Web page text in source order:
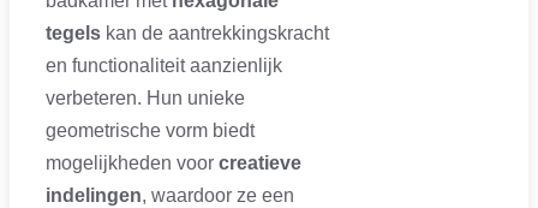
tegels kan de aantrekkingskracht
en functionaliteit aanzienlijk
verbeteren. Hun unieke
geometrische vorm biedt
mogelijkheden voor creatieve
indelingen, waardoor ze een